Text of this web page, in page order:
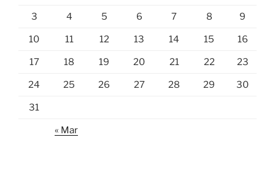
3 4 5 6 7 8 9
10 11 12 13 14 15 16
17 18 19 20 21 22 23
24 25 26 27 28 29 30
31
« Mar